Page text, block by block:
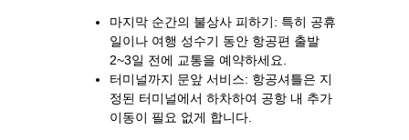
마지막 순간의 불상사 피하기: 특히 공휴
일이나 여행 성수기 동안 항공편 출발
2~3일 전에 교통을 예약하세요.
터미널까지 문앞 서비스: 항공셔틀은 지
정된 터미널에서 하차하여 공항 내 추가
이동이 필요 없게 합니다.